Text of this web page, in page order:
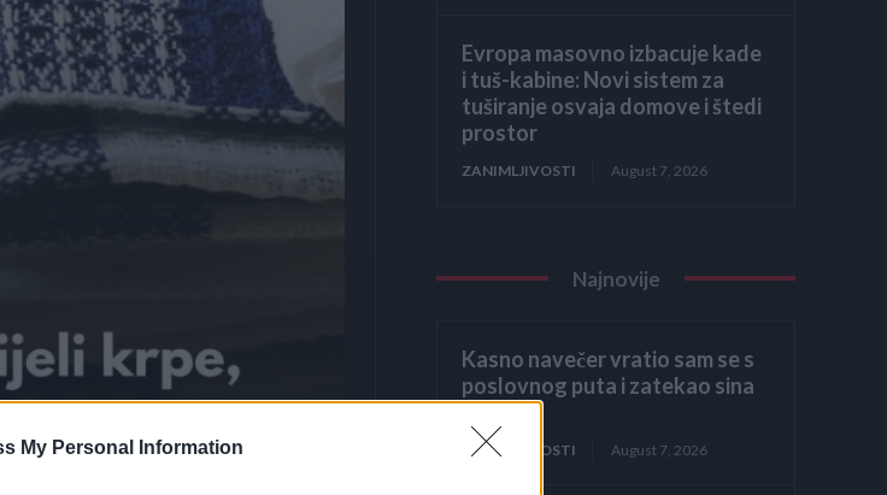
My Personal Information
Evropa masovno izbacuje kade
i tuš-kabine: Novi sistem za
tuširanje osvaja domove i štedi
prostor
ZANIMLJIVOSTI August 7, 2026
Najnovije
Kasno navečer vratio sam se s
poslovnog puta i zatekao sina
kako
ZANIMLJIVOSTI August 7, 2026